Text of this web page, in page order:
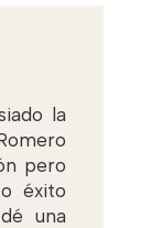
la
pero
éxito
una